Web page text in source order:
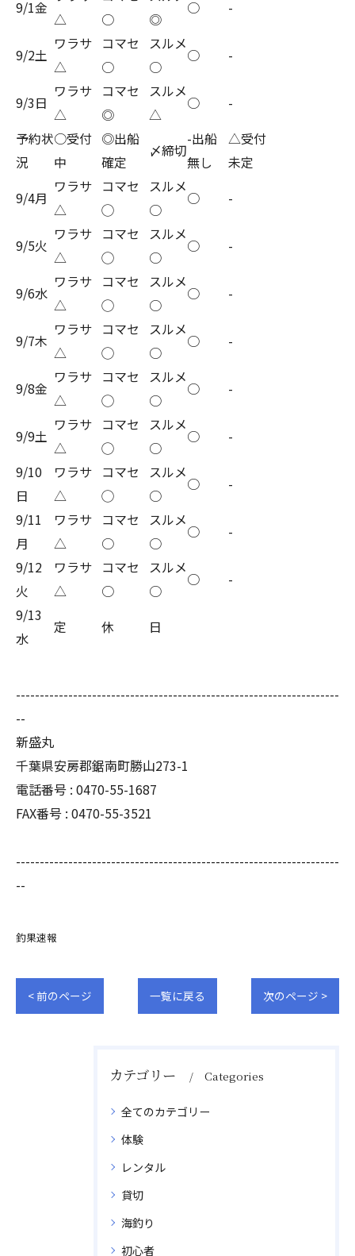
9/1金
△
○
◎
○ -
9/2土
ワラサ
△
コマセ
○
スルメ
○
○ -
9/3日
ワラサ
△
コマセ
◎
スルメ
△
○
-
予約状
況
○受付
中
◎出船
確定
〆締切
-出船
無し
△受付
未定
9/4月
ワラサ
△
コマセ
◯
スルメ
○
○ -
9/5火
ワラサ
△
コマセ
◯
スルメ
○
○ -
9/6水
ワラサ
△
コマセ
◯
スルメ
○
○ -
9/7木
ワラサ
△
コマセ
◯
スルメ
○
○ -
9/8金
ワラサ
△
コマセ
◯
スルメ
○
○ -
9/9土
ワラサ
△
コマセ
◯
スルメ
○
○
-
9/10
日
ワラサ
△
コマセ
◯
スルメ
○
○
-
9/11
月
ワラサ
△
コマセ
○
スルメ
○
○
-
9/12
火
ワラサ
△
コマセ
○
スルメ
○
○
-
9/13
水
定 休 日
--------------------------------------------------------------------
--
新盛丸
千葉県安房郡鋸南町勝山273-1
電話番号 : 0470-55-1687
FAX番号 : 0470-55-3521
--------------------------------------------------------------------
--
釣果速報
< 前のページ 一覧に戻る 次のページ >
カテゴリー Categories
全てのカテゴリー
体験
レンタル
貸切
海釣り
初心者